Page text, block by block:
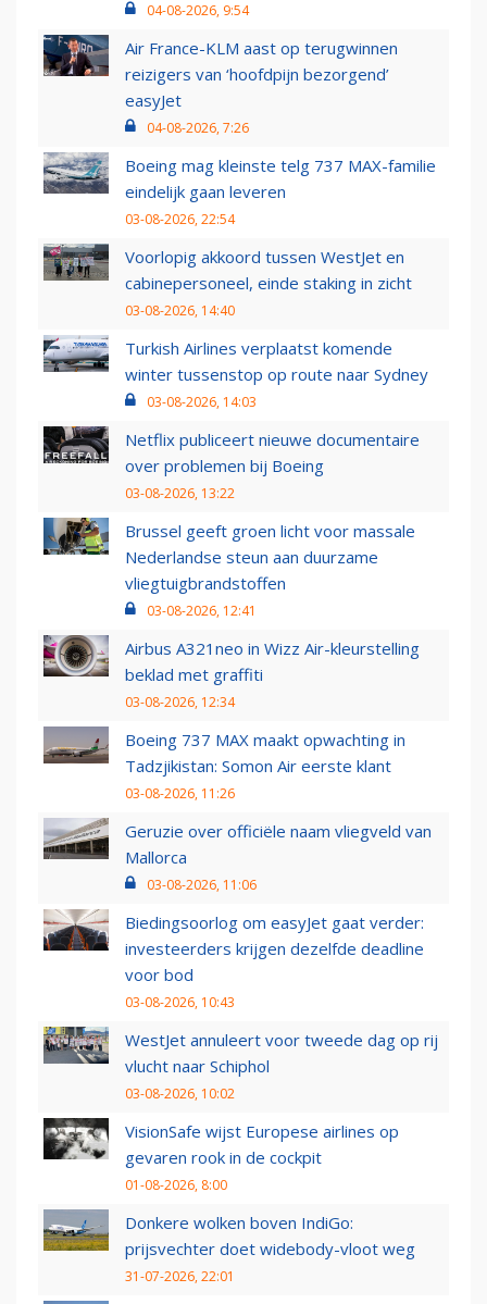
04-08-2026, 9:54
Air France-KLM aast op terugwinnen
reizigers van ‘hoofdpijn bezorgend’
easyJet
04-08-2026, 7:26
Boeing mag kleinste telg 737 MAX-familie
eindelijk gaan leveren
03-08-2026, 22:54
Voorlopig akkoord tussen WestJet en
cabinepersoneel, einde staking in zicht
03-08-2026, 14:40
Turkish Airlines verplaatst komende
winter tussenstop op route naar Sydney
03-08-2026, 14:03
Netflix publiceert nieuwe documentaire
over problemen bij Boeing
03-08-2026, 13:22
Brussel geeft groen licht voor massale
Nederlandse steun aan duurzame
vliegtuigbrandstoffen
03-08-2026, 12:41
Airbus A321neo in Wizz Air-kleurstelling
beklad met graffiti
03-08-2026, 12:34
Boeing 737 MAX maakt opwachting in
Tadzjikistan: Somon Air eerste klant
03-08-2026, 11:26
Geruzie over officiële naam vliegveld van
Mallorca
03-08-2026, 11:06
Biedingsoorlog om easyJet gaat verder:
investeerders krijgen dezelfde deadline
voor bod
03-08-2026, 10:43
WestJet annuleert voor tweede dag op rij
vlucht naar Schiphol
03-08-2026, 10:02
VisionSafe wijst Europese airlines op
gevaren rook in de cockpit
01-08-2026, 8:00
Donkere wolken boven IndiGo:
prijsvechter doet widebody-vloot weg
31-07-2026, 22:01